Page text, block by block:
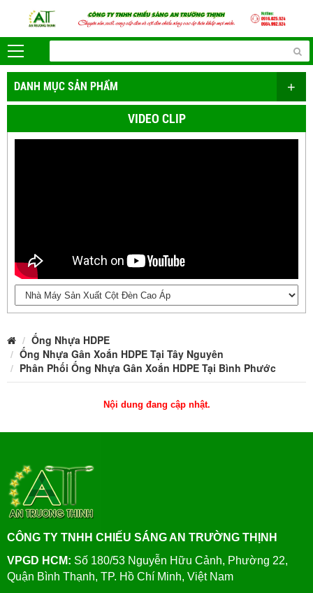
DANH MỤC SẢN PHẨM +
VIDEO CLIP
Ống Nhựa HDPE
Ống Nhựa Gân Xoắn HDPE Tại Tây Nguyên
Phân Phối Ống Nhựa Gân Xoắn HDPE Tại Bình Phước
Nội dung đang cập nhật.
CÔNG TY TNHH CHIẾU SÁNG AN TRƯỜNG THỊNH
VPGD HCM: Số 180/53 Nguyễn Hữu Cảnh, Phường 22,
Quận Bình Thạnh, TP. Hồ Chí Minh, Việt Nam